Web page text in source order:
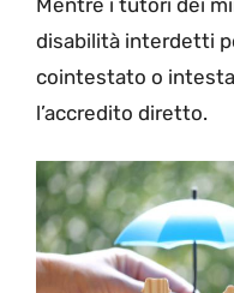
disabilità interdetti
cointestato o
l’accredito diretto.